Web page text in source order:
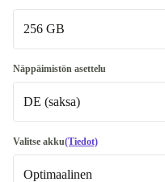
16.0 GB
256 GB
256 GB
512 GB
1000 GB
Saatavilla muissa konfiguraatioissa
Näppäimistön asettelu
DE (saksa)
DE (saksa)
Saatavilla muissa konfiguraatioissa
Valitse akku(Tiedot)
Optimaalinen